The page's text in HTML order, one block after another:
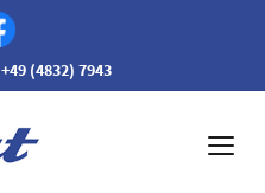
+49 (4832) 7943